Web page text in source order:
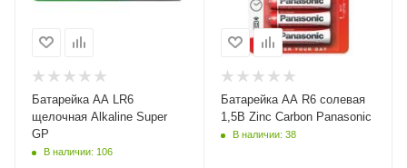
Батарейка АА LR6
щелочная Alkaline Super
GP
В наличии: 106
Батарейка АА R6 солевая
1,5B Zinc Carbon Panasonic
В наличии: 38